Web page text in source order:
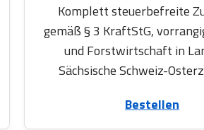
Komplett steuerbefreite
gemäß § 3 KraftStG,
und Forstwirtschaft in
Sächsische Schweiz-
Bestellen